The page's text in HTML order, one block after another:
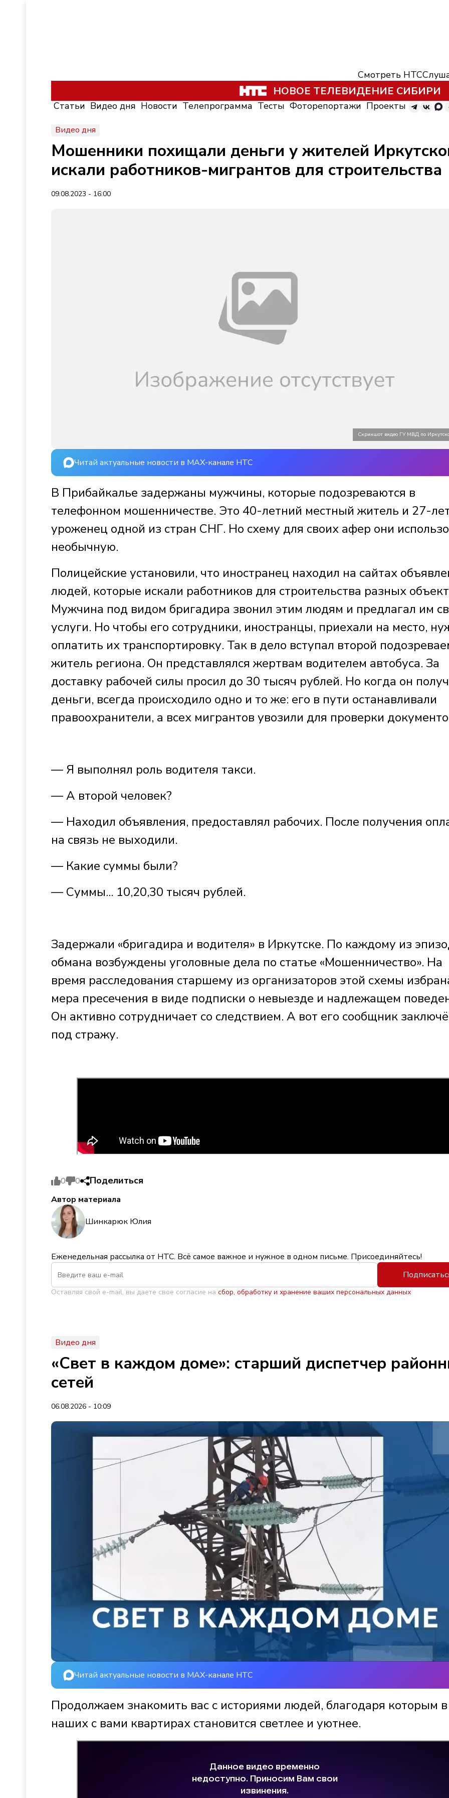
Смотреть НТС
НОВОЕ ТЕЛЕВИДЕНИЕ СИБИРИ
Статьи Видео дня Новости Телепрограмма Тесты Фоторепортажи Проекты
Видео дня
Мошенники похищали деньги у жителей
искали работников-мигрантов для строительства
09.08.2023 - 16:00
Скриншот видео ГУ МВД по
Читай актуальные новости в MAX-канале НТС
В Прибайкалье задержаны мужчины, которые подозреваются в
телефонном мошенничестве. Это 40-летний местный житель и 27-
уроженец одной из стран СНГ. Но схему для своих афер они
необычную.
Полицейские установили, что иностранец находил на сайтах
людей, которые искали работников для строительства разных
Мужчина под видом бригадира звонил этим людям и предлагал им
услуги. Но чтобы его сотрудники, иностранцы, приехали на место,
оплатить их транспортировку. Так в дело вступал второй
житель региона. Он представлялся жертвам водителем автобуса. За
доставку рабочей силы просил до 30 тысяч рублей. Но когда он
деньги, всегда происходило одно и то же: его в пути останавливали
правоохранители, а всех мигрантов увозили для проверки
— Я выполнял роль водителя такси.
— А второй человек?
— Находил объявления, предоставлял рабочих. После получения
на связь не выходили.
— Какие суммы были?
— Суммы... 10,20,30 тысяч рублей.
Задержали «бригадира и водителя» в Иркутске. По каждому из
обмана возбуждены уголовные дела по статье «Мошенничество». На
время расследования старшему из организаторов этой схемы
мера пресечения в виде подписки о невыезде и надлежащем
Он активно сотрудничает со следствием. А вот его сообщник
под стражу.
0 0 Поделиться
Автор материала
Шинкарюк Юлия
Еженедельная рассылка от НТС. Всё самое важное и нужное в одном письме. Присоединяйтесь!
Оставляя свой e-mail, вы даете свое согласие на сбор, обработку и хранение ваших персональных данных
Видео дня
«Свет в каждом доме»: старший диспетчер
сетей
06.08.2026 - 10:09
Читай актуальные новости в MAX-канале НТС
Продолжаем знакомить вас с историями людей, благодаря которым в
наших с вами квартирах становится светлее и уютнее.